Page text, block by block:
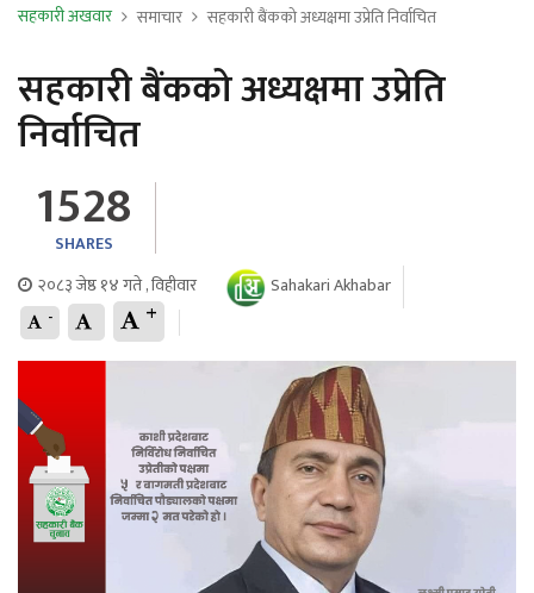
सहकारी अखवार समाचार सहकारी बैंकको अध्यक्षमा उप्रेति निर्वाचित
सहकारी बैंकको अध्यक्षमा उप्रेति
निर्वाचित
1528
SHARES
२०८३ जेष्ठ १४ गते , विहीवार
Sahakari Akhabar
- +